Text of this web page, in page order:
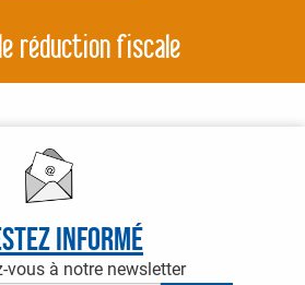
réduction fiscale
informé
vous à notre newsletter